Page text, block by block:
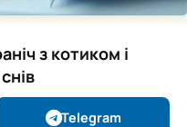
з котиком і
Telegram